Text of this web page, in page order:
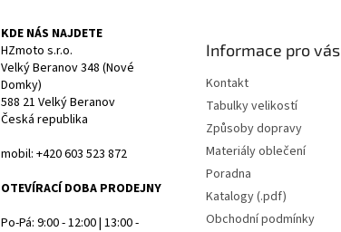
KDE NÁS NAJDETE
HZmoto s.r.o.
Velký Beranov 348 (Nové
Domky)
588 21 Velký Beranov
Česká republika
mobil: +420 603 523 872
OTEVÍRACÍ DOBA PRODEJNY
Po-Pá: 9:00 - 12:00 | 13:00 -
Informace pro vás
Kontakt
Tabulky velikostí
Způsoby dopravy
Materiály oblečení
Poradna
Katalogy (.pdf)
Obchodní podmínky